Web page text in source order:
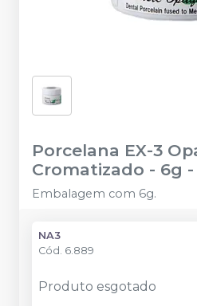
Porcelana EX-3
Cromatizado - 6g -
Embalagem com 6g.
NA3
Cód. 6.889
Produto esgotado